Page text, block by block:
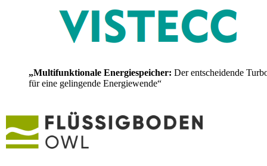
„Multifunktionale Energiespeicher: Der entscheidende
für eine gelingende Energiewende“